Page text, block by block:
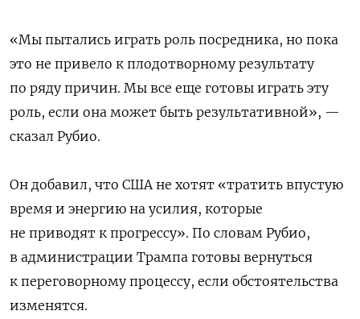
«Мы пытались играть роль посредника, но пока
это не привело к плодотворному результату
по ряду причин. Мы все еще готовы играть эту
роль, если она может быть результативной», —
сказал Рубио.
Он добавил, что США не хотят «тратить впустую
время и энергию на усилия, которые
не приводят к прогрессу». По словам Рубио,
в администрации Трампа готовы вернуться
к переговорному процессу, если обстоятельства
изменятся.